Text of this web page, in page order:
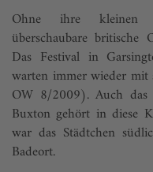
Ohne ihre kleinen
überschaubare britische
Das Festival in
warten immer wieder mit
OW 8/2009). Auch das
Buxton gehört in diese
war das Städtchen
Badeort.